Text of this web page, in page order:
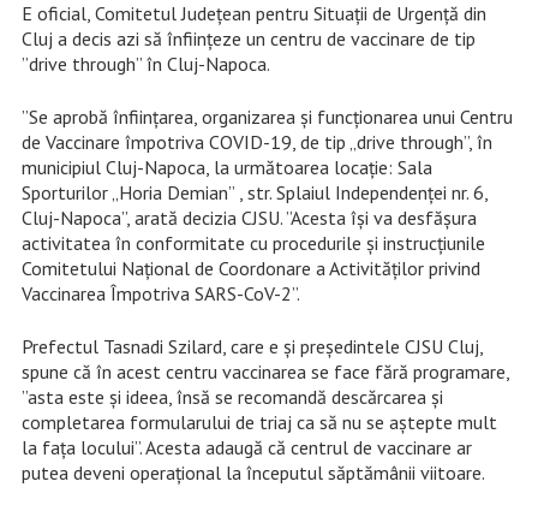
E oficial, Comitetul Județean pentru Situații de Urgență din
Cluj a decis azi să înființeze un centru de vaccinare de tip
”drive through” în Cluj-Napoca.
”Se aprobă înființarea, organizarea și funcționarea unui Centru
de Vaccinare împotriva COVID-19, de tip „drive through”, în
municipiul Cluj-Napoca, la următoarea locație: Sala
Sporturilor „Horia Demian” , str. Splaiul Independenței nr. 6,
Cluj-Napoca”, arată decizia CJSU. ”Acesta își va desfășura
activitatea în conformitate cu procedurile și instrucțiunile
Comitetului Național de Coordonare a Activităților privind
Vaccinarea Împotriva SARS-CoV-2”.
Prefectul Tasnadi Szilard, care e și președintele CJSU Cluj,
spune că în acest centru vaccinarea se face fără programare,
”asta este și ideea, însă se recomandă descărcarea și
completarea formularului de triaj ca să nu se aștepte mult
la fața locului”. Acesta adaugă că centrul de vaccinare ar
putea deveni operațional la începutul săptămânii viitoare.